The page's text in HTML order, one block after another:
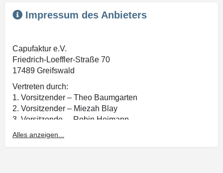
Impressum des Anbieters
Capufaktur e.V.
Friedrich-Loeffler-Straße 70
17489 Greifswald
Vertreten durch:
1. Vorsitzender – Theo Baumgarten
2. Vorsitzender – Miezah Blay
3. Vorsitzende – Robin Heimann
Kontakt:
Alles anzeigen...